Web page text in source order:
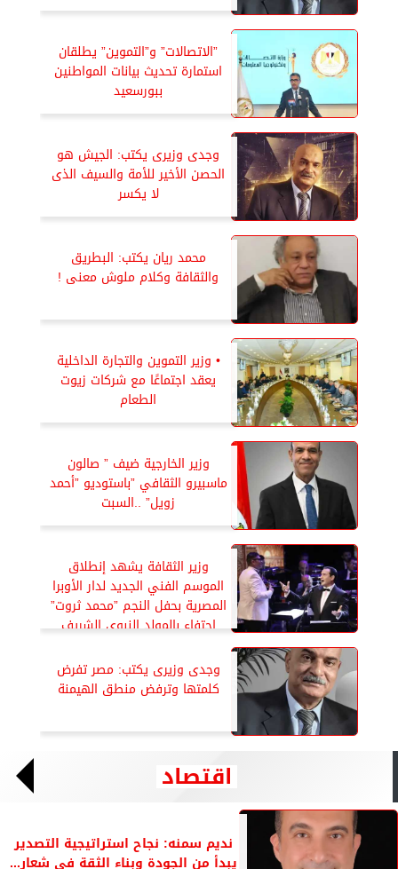
”الاتصالات” و”التموين” يطلقان
استمارة تحديث بيانات المواطنين
ببورسعيد
وجدى وزيرى يكتب: الجيش هو
الحصن الأخير للأمة والسيف الذى
لا يكسر
محمد ريان يكتب: البطريق
والثقافة وكلام ملوش معنى !
• وزير التموين والتجارة الداخلية
يعقد اجتماعًا مع شركات زيوت
الطعام
وزير الخارجية ضيف ” صالون
ماسبيرو الثقافي ”باستوديو ”أحمد
زويل” ..السبت
وزير الثقافة يشهد إنطلاق
الموسم الفني الجديد لدار الأوبرا
المصرية بحفل النجم ”محمد ثروت”
احتفاء بالمولد النبوي الشريف
وجدى وزيرى يكتب: مصر تفرض
كلمتها وترفض منطق الهيمنة
اقتصاد
نديم سمنه: نجاح استراتيجية التصدير
يبدأ من الجودة وبناء الثقة في شعار...